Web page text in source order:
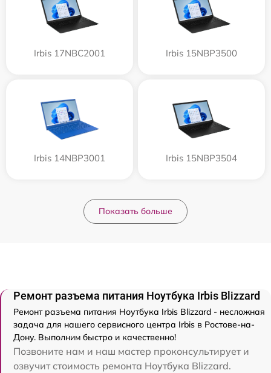
Irbis 17NBC2001 Irbis 15NBP3500
Irbis 14NBP3001 Irbis 15NBP3504
Показать больше
Ремонт разъема питания Ноутбука Irbis Blizzard
Ремонт разъема питания Ноутбука Irbis Blizzard - несложная
задача для нашего сервисного центра Irbis в Ростове-на-
Дону. Выполним быстро и качественно!
Позвоните нам и наш мастер проконсультирует и
озвучит стоимость ремонта Ноутбука Blizzard.